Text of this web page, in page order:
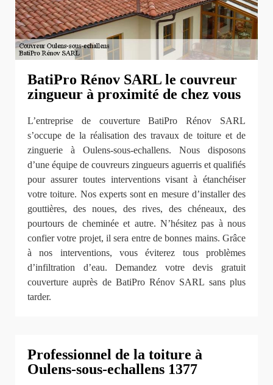
BatiPro Rénov SARL le couvreur
zingueur à proximité de chez vous
L’entreprise de couverture BatiPro Rénov SARL
s’occupe de la réalisation des travaux de toiture et de
zinguerie à Oulens-sous-echallens. Nous disposons
d’une équipe de couvreurs zingueurs aguerris et qualifiés
pour assurer toutes interventions visant à étanchéiser
votre toiture. Nos experts sont en mesure d’installer des
gouttières, des noues, des rives, des chéneaux, des
pourtours de cheminée et autre. N’hésitez pas à nous
confier votre projet, il sera entre de bonnes mains. Grâce
à nos interventions, vous éviterez tous problèmes
d’infiltration d’eau. Demandez votre devis gratuit
couverture auprès de BatiPro Rénov SARL sans plus
tarder.
Professionnel de la toiture à
Oulens-sous-echallens 1377